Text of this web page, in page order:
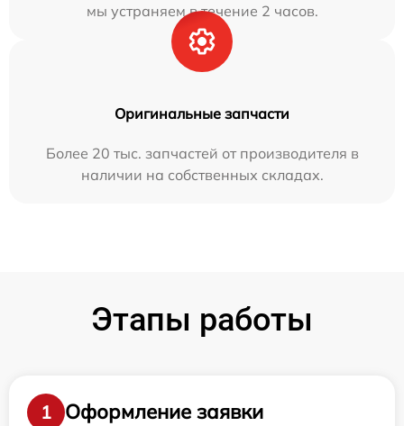
мы устраняем в течение 2 часов.
Оригинальные запчасти
Более 20 тыс. запчастей от производителя в
наличии на собственных складах.
Этапы работы
1
Оформление заявки